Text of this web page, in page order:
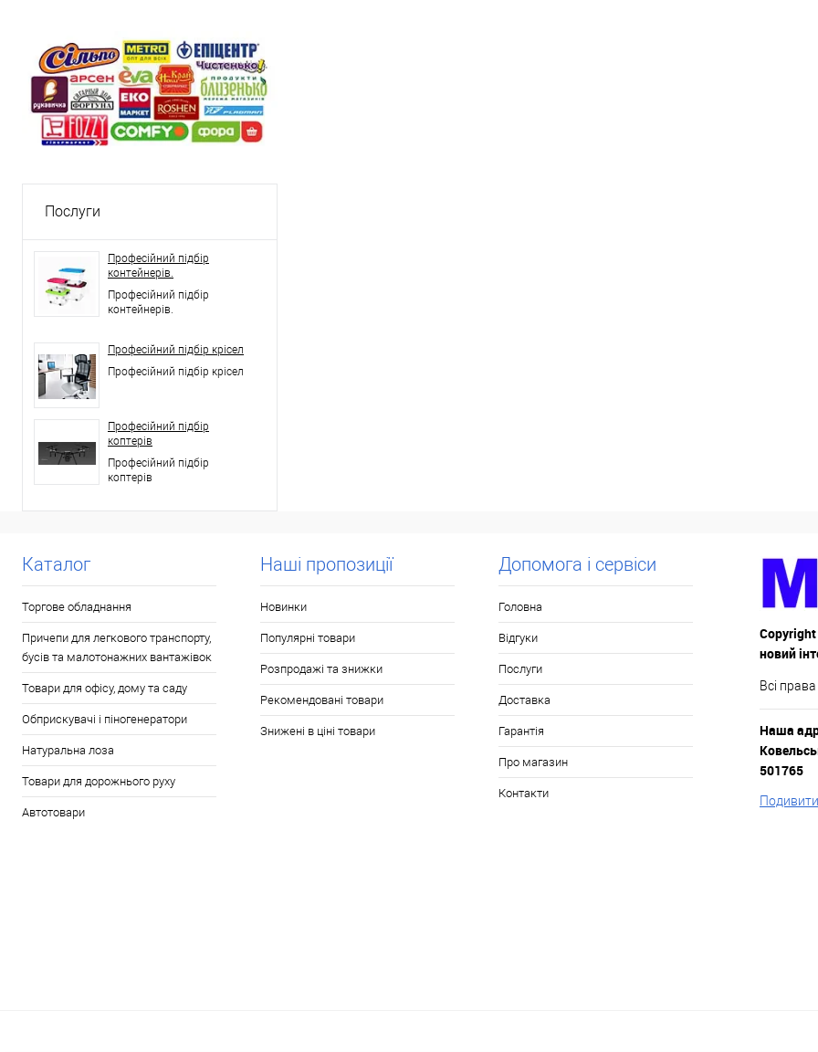
Послуги
Професійний підбір
контейнерів.
Професійний підбір
контейнерів.
Професійний підбір крісел
Професійний підбір крісел
Професійний підбір
коптерів
Професійний підбір
коптерів
Каталог
Торгове обладнання
Причепи для легкового транспорту,
бусів та малотонажних вантажівок
Товари для офісу, дому та саду
Обприскувачі і піногенератори
Натуральна лоза
Товари для дорожнього руху
Автотовари
Наші пропозиції
Новинки
Популярні товари
Розпродажі та знижки
Рекомендовані товари
Знижені в ціні товари
Допомога і сервіси
Головна
Відгуки
Послуги
Доставка
Гарантія
Про магазин
Контакти
новий
Всі
Наша
501765